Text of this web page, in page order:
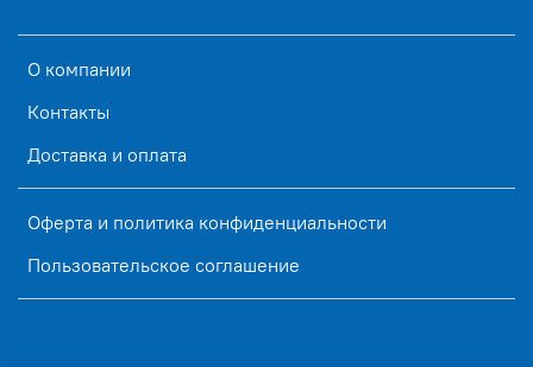
О компании
Контакты
Доставка и оплата
Оферта и политика конфиденциальности
Пользовательское соглашение